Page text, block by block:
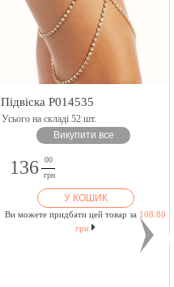
Підвіска P014535
Усього на складі 52 шт.
Викупити все
136
00
грн
У КОШИК
Ви можете придбати цей товар за 108.80
грн